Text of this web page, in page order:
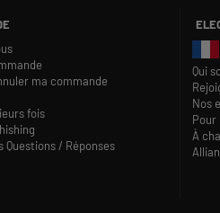
ma commande
fois
Questions / Réponses
Qui
Nos
Pour
À